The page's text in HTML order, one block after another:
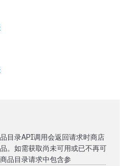
目录API调用会返回请求时商店
。如需获取尚未可用或已不再可
品目录请求中包含参